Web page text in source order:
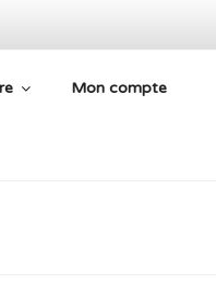
Mon compte